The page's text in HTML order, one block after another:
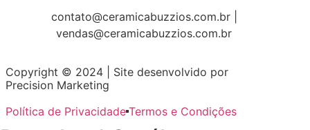
contato@ceramicabuzzios.com.br |
vendas@ceramicabuzzios.com.br
Copyright © 2024 | Site desenvolvido por
Precision Marketing
Política de Privacidade Termos e Condições